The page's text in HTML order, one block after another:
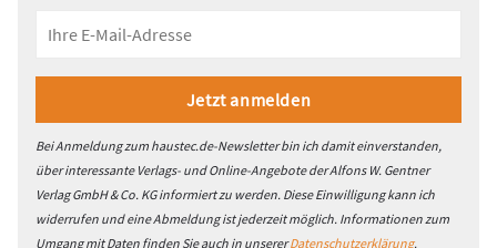
Bei Anmeldung zum haustec.de-Newsletter bin ich damit einverstanden,
über interessante Verlags- und Online-Angebote der Alfons W. Gentner
Verlag GmbH & Co. KG informiert zu werden. Diese Einwilligung kann ich
widerrufen und eine Abmeldung ist jederzeit möglich. Informationen zum
Umgang mit Daten finden Sie auch in unsererDatenschutzerklärung.